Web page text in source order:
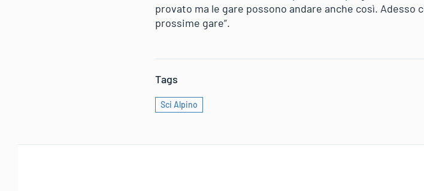
provato ma le gare possono andare anche così.
prossime gare”.
Tags
Sci Alpino